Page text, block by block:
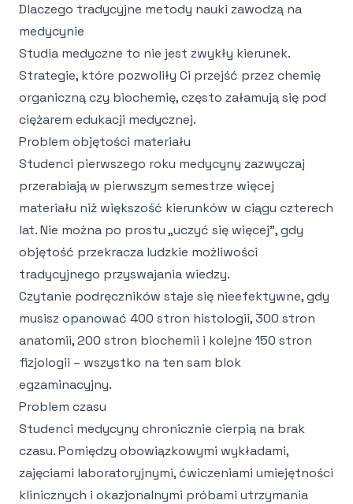
Dlaczego tradycyjne metody nauki zawodzą na
medycynie
Studia medyczne to nie jest zwykły kierunek.
Strategie, które pozwoliły Ci przejść przez chemię
organiczną czy biochemię, często załamują się pod
ciężarem edukacji medycznej.
Problem objętości materiału
Studenci pierwszego roku medycyny zazwyczaj
przerabiają w pierwszym semestrze więcej
materiału niż większość kierunków w ciągu czterech
lat. Nie można po prostu „uczyć się więcej", gdy
objętość przekracza ludzkie możliwości
tradycyjnego przyswajania wiedzy.
Czytanie podręczników staje się nieefektywne, gdy
musisz opanować 400 stron histologii, 300 stron
anatomii, 200 stron biochemii i kolejne 150 stron
fizjologii – wszystko na ten sam blok
egzaminacyjny.
Problem czasu
Studenci medycyny chronicznie cierpią na brak
czasu. Pomiędzy obowiązkowymi wykładami,
zajęciami laboratoryjnymi, ćwiczeniami umiejętności
klinicznych i okazjonalnymi próbami utrzymania